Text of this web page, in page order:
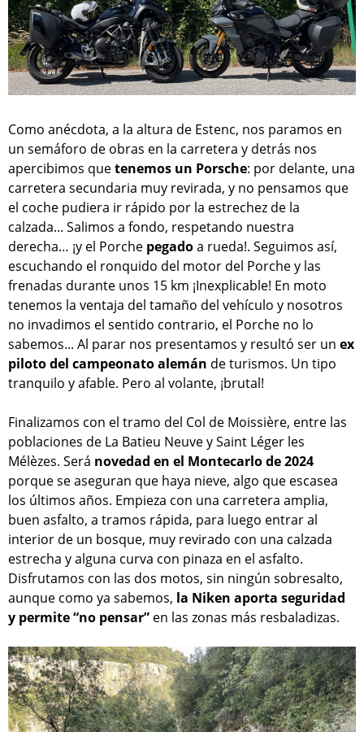
Como anécdota, a la altura de Estenc, nos paramos en
un semáforo de obras en la carretera y detrás nos
apercibimos quetenemos un Porsche: por delante, una
carretera secundaria muy revirada, y no pensamos que
el coche pudiera ir rápido por la estrechez de la
calzada... Salimos a fondo, respetando nuestra
derecha… ¡y el Porche pegadoa rueda!. Seguimos así,
escuchando el ronquido del motor del Porche y las
frenadas durante unos 15 km ¡Inexplicable! En moto
tenemos la ventaja del tamaño del vehículo y nosotros
no invadimos el sentido contrario, el Porche no lo
sabemos... Al parar nos presentamos y resultó ser un ex
piloto del campeonato alemán de turismos. Un tipo
tranquilo y afable. Pero al volante, ¡brutal!
Finalizamos con el tramo del Col de Moissière, entre las
poblaciones de La Batieu Neuve y Saint Léger les
Mélèzes. Será novedad en el Montecarlo de 2024
porque se aseguran que haya nieve, algo que escasea
los últimos años. Empieza con una carretera amplia,
buen asfalto, a tramos rápida, para luego entrar al
interior de un bosque, muy revirado con una calzada
estrecha y alguna curva con pinaza en el asfalto.
Disfrutamos con las dos motos, sin ningún sobresalto,
aunque como ya sabemos, la Niken aporta seguridad
y permite “no pensar” en las zonas más resbaladizas.